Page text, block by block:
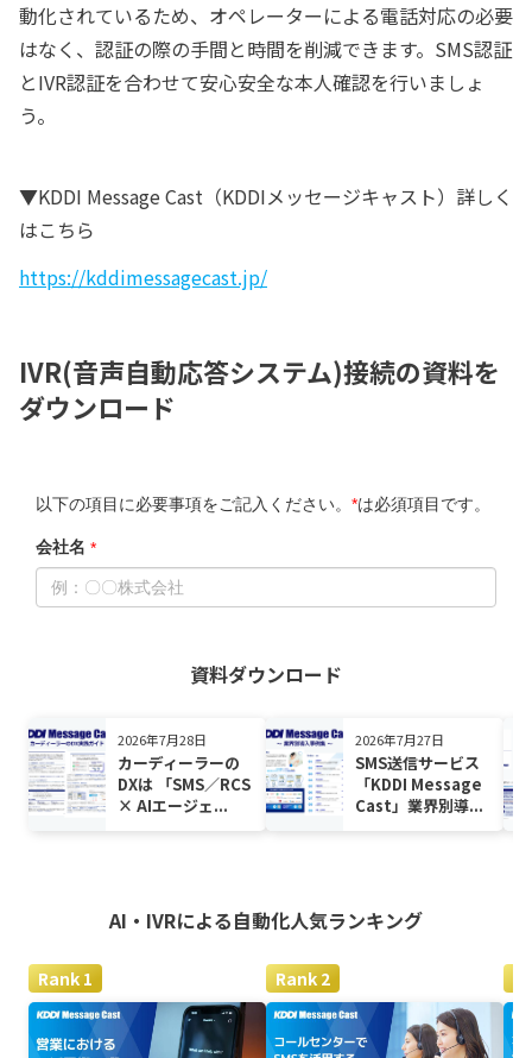
動化されているため、オペレーターによる電話対応の必要
はなく、認証の際の手間と時間を削減できます。SMS認証
とIVR認証を合わせて安心安全な本人確認を行いましょ
う。
▼KDDI Message Cast（KDDIメッセージキャスト）詳しく
はこちら
https://kddimessagecast.jp/
IVR(音声自動応答システム)接続の資料を
ダウンロード
資料ダウンロード
2026年7月28日
カーディーラーの
DXは 「SMS／RCS
× AIエージェ...
2026年7月27日
SMS送信サービス
「KDDI Message
Cast」業界別導...
AI・IVRによる自動化人気ランキング